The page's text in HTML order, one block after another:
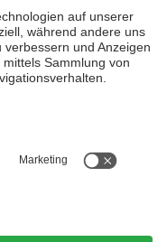
die Südtirol nicht nur
– inklusive Tipps,
der Inhalte,
nochmals beim